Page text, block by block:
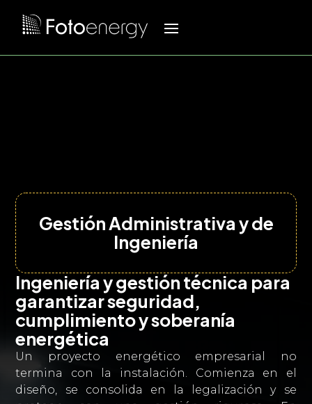
Gestión Administrativa y de
Ingeniería
Ingeniería y gestión técnica para
garantizar seguridad,
cumplimiento y soberanía
energética
Un proyecto energético empresarial no
termina con la instalación. Comienza en el
diseño, se consolida en la legalización y se